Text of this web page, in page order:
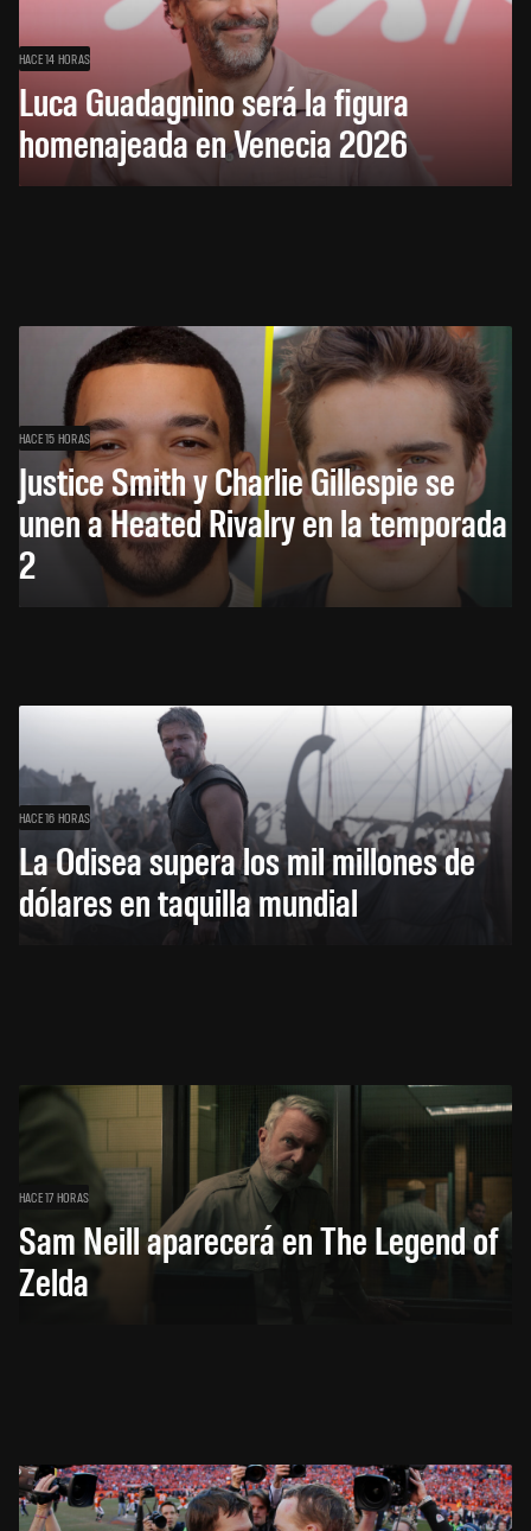
HACE 14 HORAS
Luca Guadagnino será la figura
homenajeada en Venecia 2026
HACE 15 HORAS
Justice Smith y Charlie Gillespie se
unen a Heated Rivalry en la temporada
2
HACE 16 HORAS
La Odisea supera los mil millones de
dólares en taquilla mundial
HACE 17 HORAS
Sam Neill aparecerá en The Legend of
Zelda